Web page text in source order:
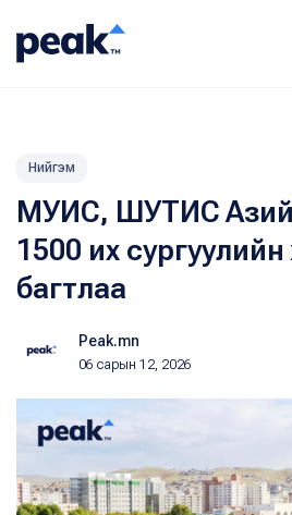
Нийгэм
МУИС, ШУТИС
1500 их
багтлаа
Peak.mn
06 сарын 12, 2026